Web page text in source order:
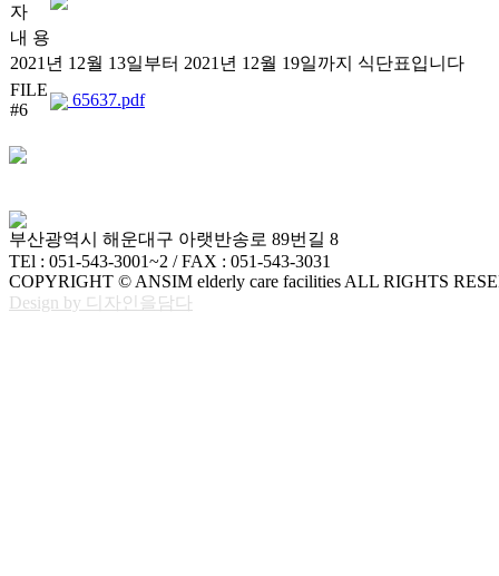
자
내 용
2021년 12월 13일부터 2021년 12월 19일까지 식단표입니다
FILE
#6
65637.pdf
부산광역시 해운대구 아랫반송로 89번길 8
TEl : 051-543-3001~2 / FAX : 051-543-3031
COPYRIGHT © ANSIM elderly care facilities ALL RIGHTS
Design by 디자인을담다